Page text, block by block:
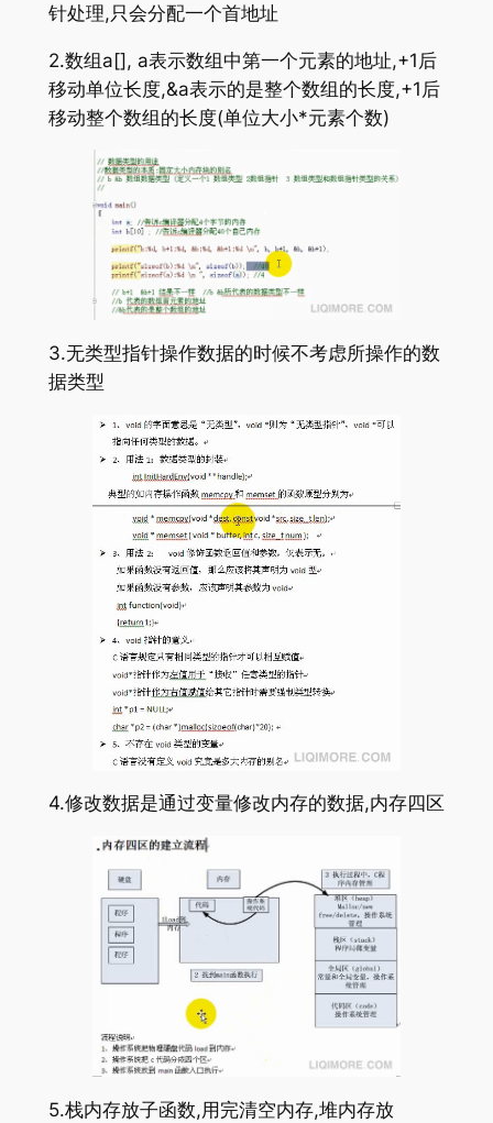
针处理,只会分配一个首地址
2.数组a[], a表示数组中第一个元素的地址,+1后
移动单位长度,&a表示的是整个数组的长度,+1后
移动整个数组的长度(单位大小*元素个数)
3.无类型指针操作数据的时候不考虑所操作的数
据类型
4.修改数据是通过变量修改内存的数据,内存四区
5.栈内存放子函数,用完清空内存,堆内存放